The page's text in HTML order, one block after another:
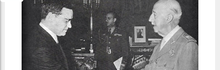
Telegram